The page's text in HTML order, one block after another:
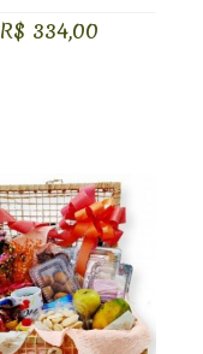
R$ 334,00